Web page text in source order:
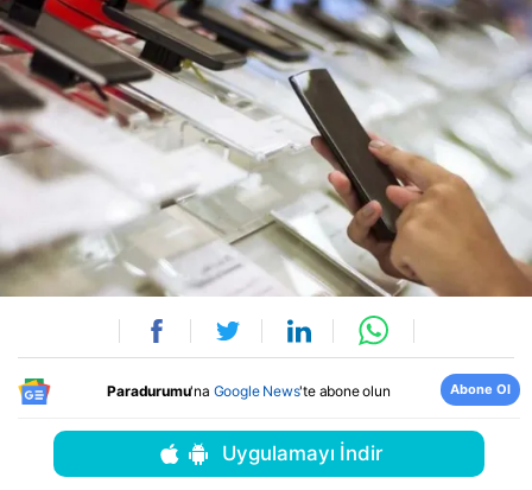
Paradurumu'na Google News'te abone olun Abone Ol
Uygulamayı İndir